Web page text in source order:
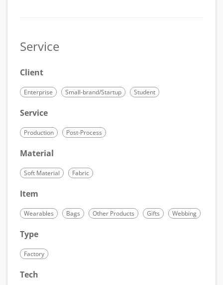
Service
Client
Enterprise Small-brand/Startup Student
Service
Production Post-Process
Material
Soft Material Fabric
Item
Wearables Bags Other Products Gifts Webbing
Type
Factory
Tech